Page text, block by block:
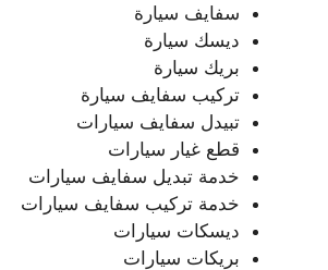
سفايف سيارة
ديسك سيارة
بريك سيارة
تركيب سفايف سيارة
تبيدل سفايف سيارات
قطع غيار سيارات
خدمة تبديل سفايف سيارات
خدمة تركيب سفايف سيارات
ديسكات سيارات
بريكات سيارات